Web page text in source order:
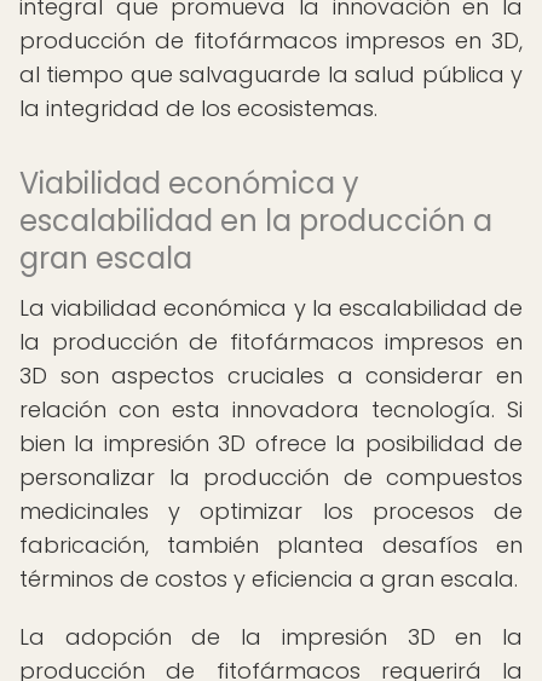
integral que promueva la innovación en la
producción de fitofármacos impresos en 3D,
al tiempo que salvaguarde la salud pública y
la integridad de los ecosistemas.
Viabilidad económica y
escalabilidad en la producción a
gran escala
La viabilidad económica y la escalabilidad de
la producción de fitofármacos impresos en
3D son aspectos cruciales a considerar en
relación con esta innovadora tecnología. Si
bien la impresión 3D ofrece la posibilidad de
personalizar la producción de compuestos
medicinales y optimizar los procesos de
fabricación, también plantea desafíos en
términos de costos y eficiencia a gran escala.
La adopción de la impresión 3D en la
producción de fitofármacos requerirá la